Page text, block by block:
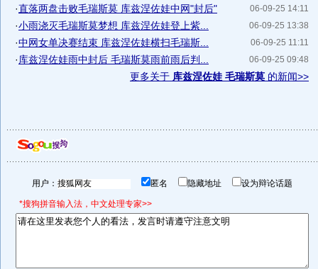
06-09-25 14:11
·直落两盘击败毛瑞斯莫 库兹涅佐娃中网"封后"
06-09-25 13:38
·小雨浇灭毛瑞斯莫梦想 库兹涅佐娃登上紫...
06-09-25 11:11
·中网女单决赛结束 库兹涅佐娃横扫毛瑞斯...
06-09-25 09:48
· 库兹涅佐娃雨中封后 毛瑞斯莫雨前雨后判...
更多关于 库兹涅佐娃 毛瑞斯莫 的新闻>>
用户： 匿名 隐藏地址 设为辩论话题
*搜狗拼音输入法，中文处理专家>>